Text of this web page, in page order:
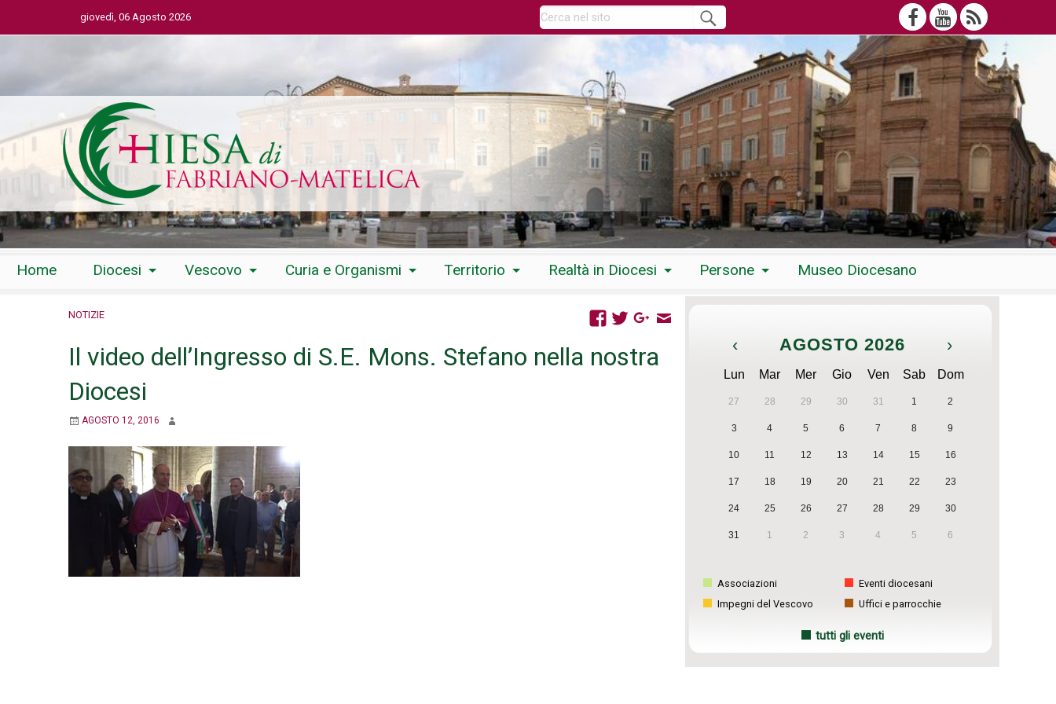
giovedì, 06 Agosto 2026
Home Diocesi Vescovo Curia e Organismi Territorio Realtà in Diocesi Persone Museo Diocesano
NOTIZIE
Il video dell’Ingresso di S.E. Mons. Stefano nella nostra
Diocesi
AGOSTO 12, 2016
‹ AGOSTO 2026 ›
Lun Mar Mer Gio Ven Sab Dom
27 28 29 30 31 1 2
3 4 5 6 7 8 9
10 11 12 13 14 15 16
17 18 19 20 21 22 23
24 25 26 27 28 29 30
31 1 2 3 4 5 6
Associazioni
Eventi diocesani
Impegni del Vescovo
Uffici e parrocchie
tutti gli eventi